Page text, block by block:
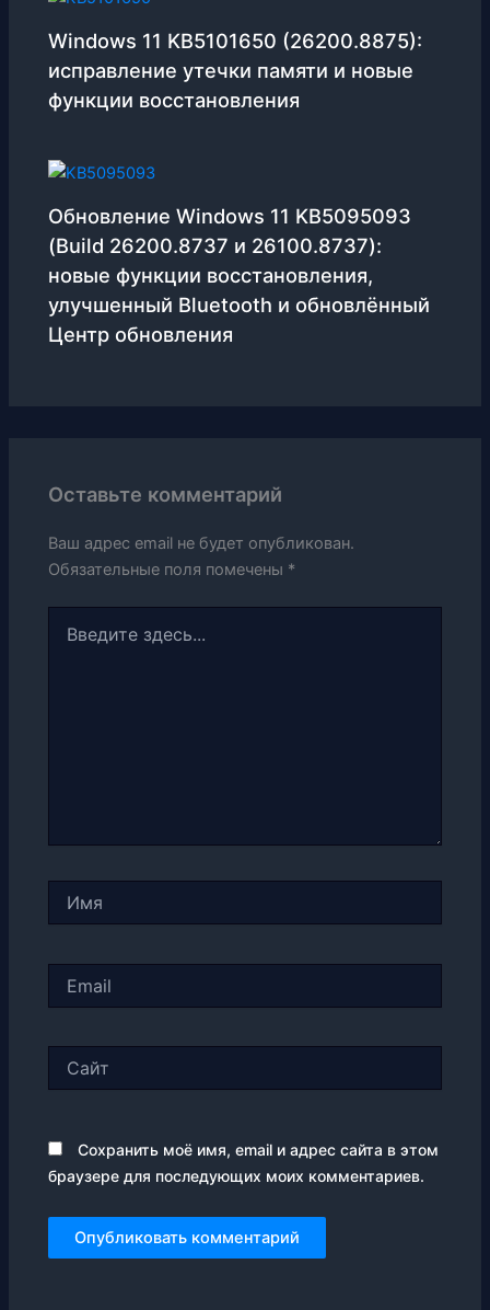
Windows 11 KB5101650 (26200.8875):
исправление утечки памяти и новые
функции восстановления
Обновление Windows 11 KB5095093
(Build 26200.8737 и 26100.8737):
новые функции восстановления,
улучшенный Bluetooth и обновлённый
Центр обновления
Оставьте комментарий
Ваш адрес email не будет опубликован.
Обязательные поля помечены *
здесь...
Сохранить моё имя, email и адрес сайта в этом
браузере для последующих моих комментариев.